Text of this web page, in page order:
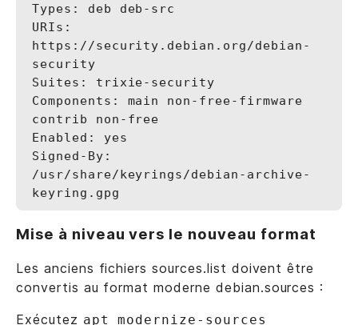
Types: deb deb-src
URIs:
https://security.debian.org/debian-
security
Suites: trixie-security
Components: main non-free-firmware
contrib non-free
Enabled: yes
Signed-By:
/usr/share/keyrings/debian-archive-
Mise à niveau vers le nouveau format
Les anciens fichiers sources.list doivent être
convertis au format moderne debian.sources :
Exécutez apt modernize-sources